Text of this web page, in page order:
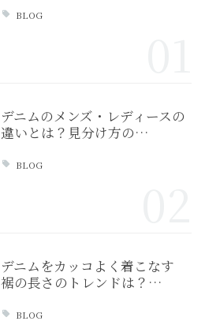
BLOG
デニムのメンズ・レディースの
違いとは？見分け方の…
BLOG
デニムをカッコよく着こなす
裾の長さのトレンドは？…
BLOG